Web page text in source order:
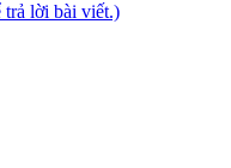
lời bài viết.)